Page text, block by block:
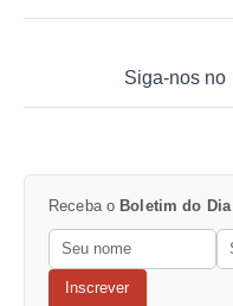
Siga-nos no
Receba o Boletim do Dia
Inscrever